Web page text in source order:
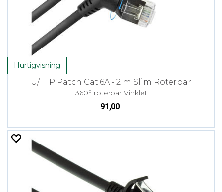
Hurtigvisning
U/FTP Patch Cat.6A - 2 m Slim Roterbar
360° roterbar Vinklet
91,00